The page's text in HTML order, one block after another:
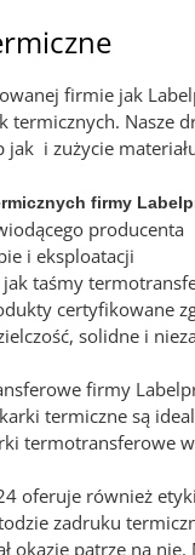
firmie jak
termicznych. Nasze
jak i zużycie
firmy
producenta
i eksploatacji
taśmy
certyfikowane
solidne i
firmy
termiczne są
termotransferowe
oferuje również
zadruku
okazję patrze na